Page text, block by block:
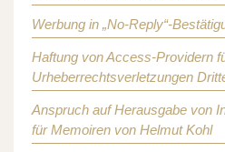
Werbung in „No-Reply“-
Haftung von Access-Providern
Urheberrechtsverletzungen
Anspruch auf Herausgabe von
für Memoiren von Helmut Kohl